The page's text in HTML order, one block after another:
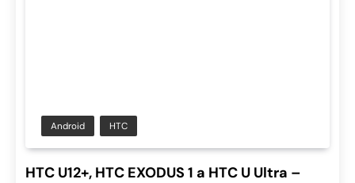
Android HTC
HTC U12+, HTC EXODUS 1 a HTC U Ultra –